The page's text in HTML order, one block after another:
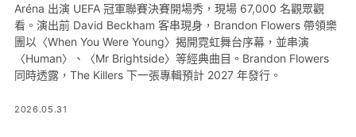
Aréna 出演 UEFA 冠軍聯賽決賽開場秀，現場 67,000 名觀眾觀
看。演出前 David Beckham 客串現身，Brandon Flowers 帶領樂
團以〈When You Were Young〉揭開霓虹舞台序幕，並串演
〈Human〉、〈Mr Brightside〉等經典曲目。Brandon Flowers
同時透露，The Killers 下一張專輯預計 2027 年發行。
2026.05.31